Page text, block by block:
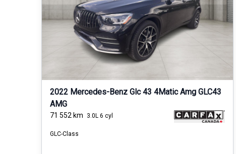
2022 Mercedes-Benz Glc 43 4Matic Amg GLC43
AMG
71 552 km 3.0L 6 cyl
GLC-Class